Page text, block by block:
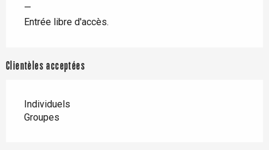
—
Entrée libre d'accès.
Clientèles acceptées
Individuels
Groupes